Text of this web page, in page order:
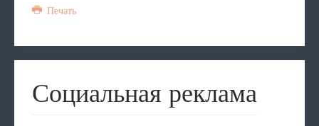
Печать
Социальная реклама